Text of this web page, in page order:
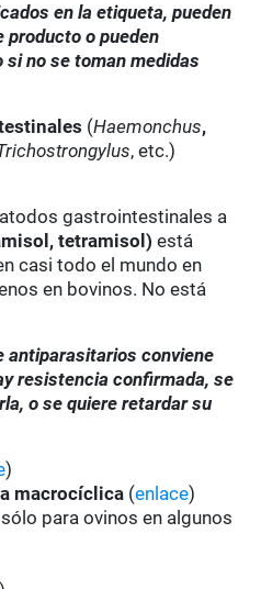
en la etiqueta, pueden
o pueden
no se toman medidas
(Haemonchus,
, etc.)
gastrointestinales a
tetramisol) está
casi todo el mundo en
en bovinos. No está
antiparasitarios conviene
resistencia confirmada, se
o se quiere retardar su
)
macrocíclica (enlace)
sólo para ovinos en algunos